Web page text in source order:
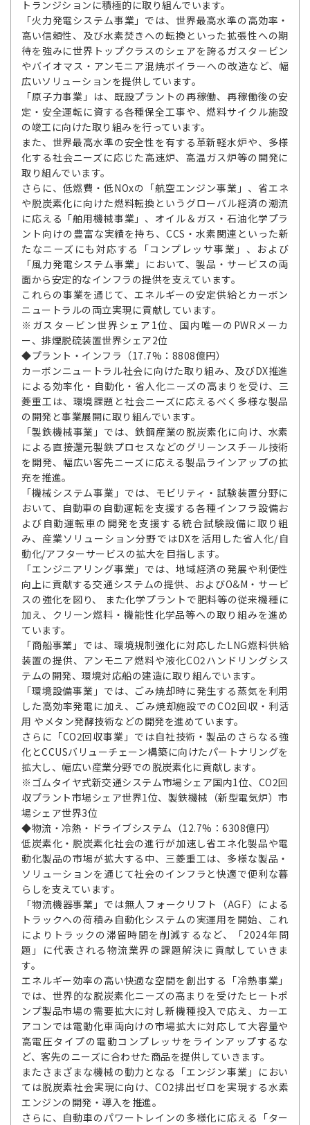
トランジションに積極的に取り組んでいます。
「火力発電システム事業」では、世界最高水準の高効率・
高い信頼性、及び水素焚きへの転換といった拡張性への期
待を強みに世界トップクラスのシェアを誇るガスタービン
やバイオマス・アンモニア混焼ボイラーへの改造など、幅
広いソリューションを提供しています。
「原子力事業」は、既設プラントの再稼働、再稼働後の安
定・安全運転に資する各種保全工事や、燃料サイクル施設
の竣工に向けた取り組みを行っています。
また、世界最高水準の安全性を有する革新軽水炉や、多様
化する社会ニーズに応じた高速炉、高温ガス炉等の開発に
取り組んでいます。
さらに、低燃費・低NOxの「航空エンジン事業」、省エネ
や脱炭素化に向けた燃料転換というグローバル経済の潮流
に応える「舶用機械事業」、オイル＆ガス・石油化学プラ
ント向けの豊富な実績を持ち、CCS・水素関連といった新
たなニーズにも対応する「コンプレッサ事業」、および
「風力発電システム事業」において、製品・サービスの両
面から安定的なインフラの提供を支えています。
これらの事業を通じて、エネルギーの安定供給とカーボン
ニュートラルの両立実現に貢献しています。
※ガスタービン世界シェア1位、国内唯一のPWRメーカ
ー、排煙脱硫装置世界シェア2位
◆プラント・インフラ（17.7%：8808億円）
カーボンニュートラル社会に向けた取り組み、及びDX推進
による効率化・自動化・省人化ニーズの高まりを受け、三
菱重工は、環境課題と社会ニーズに応えるべく多様な製品
の開発と事業展開に取り組んでいます。
「製鉄機械事業」では、鉄鋼産業の脱炭素化に向け、水素
による直接還元製鉄プロセスなどのグリーンスチール技術
を開発、幅広い客先ニーズに応える製品ラインアップの拡
充を推進。
「機械システム事業」では、モビリティ・試験装置分野に
おいて、自動車の自動運転を支援する各種インフラ設備お
よび自動運転車の開発を支援する統合試験設備に取り組
み、産業ソリューション分野ではDXを活用した省人化/自
動化/アフターサービスの拡大を目指します。
「エンジニアリング事業」では、地域経済の発展や利便性
向上に貢献する交通システムの提供、およびO&M・サービ
スの強化を図り、 また化学プラントで肥料等の従来機種に
加え、クリーン燃料・機能性化学品等への取り組みを進め
ています。
「商船事業」では、環境規制強化に対応したLNG燃料供給
装置の提供、アンモニア燃料や液化CO2ハンドリングシス
テムの開発、環境対応船の建造に取り組んでいます。
「環境設備事業」では、ごみ焼却時に発生する蒸気を利用
した高効率発電に加え、ごみ焼却施設でのCO2回収・利活
用 やメタン発酵技術などの開発を進めています。
さらに「CO2回収事業」では自社技術・製品のさらなる強
化とCCUSバリューチェーン構築に向けたパートナリングを
拡大し、幅広い産業分野での脱炭素化に貢献します。
※ゴムタイヤ式新交通システム市場シェア国内1位、CO2回
収プラント市場シェア世界1位、製鉄機械（新型電気炉）市
場シェア世界3位
◆物流・冷熱・ドライブシステム（12.7%：6308億円）
低炭素化・脱炭素化社会の進行が加速し省エネ化製品や電
動化製品の市場が拡大する中、三菱重工は、多様な製品・
ソリューションを通じて社会のインフラと快適で便利な暮
らしを支えています。
「物流機器事業」では無人フォークリフト（AGF）による
トラックへの荷積み自動化システムの実運用を開始、これ
によりトラックの滞留時間を削減するなど、「2024年問
題」に代表される物流業界の課題解決に貢献していきま
す。
エネルギー効率の高い快適な空間を創出する「冷熱事業」
では、世界的な脱炭素化ニーズの高まりを受けたヒートポ
ンプ製品市場の需要拡大に対し新機種投入で応え、カーエ
アコンでは電動化車両向けの市場拡大に対応して大容量や
高電圧タイプの電動コンプレッサをラインアップするな
ど、客先のニーズに合わせた商品を提供していきます。
またさまざまな機械の動力となる「エンジン事業」におい
ては脱炭素社会実現に向け、CO2排出ゼロを実現する水素
エンジンの開発・導入を推進。
さらに、自動車のパワートレインの多様化に応える「ター